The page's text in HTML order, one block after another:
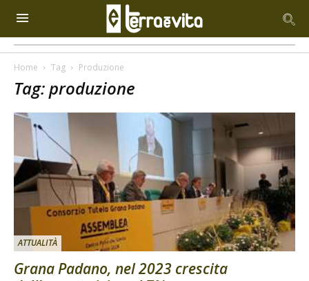
Home Tag Produzione
Tag: produzione
ATTUALITÀ
Grana Padano, nel 2023 crescita